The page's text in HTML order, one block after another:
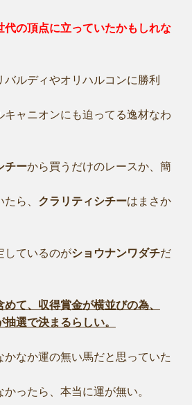
代の頂点に立っていたかもしれな
ルディやオリハルコンに勝利
キャニオンにも迫ってる逸材なわ
チーから買うだけのレースか、簡
ら、 クラリティシチーはまさか
しているのがショウナンワダチだ
て、収得賞金が横並びの為、
選で決まるらしい。
かなか運の無い馬だと思っていた
ったら、本当に運が無い。